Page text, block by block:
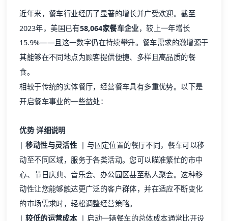
近年来，餐车行业经历了显著的增长并广受欢迎。截至
2023年，美国已有58,064家餐车企业，较上一年增长
15.9%——且这一数字仍在持续攀升。餐车需求的激增源于
其能够在不同地点为顾客提供便捷、多样且高品质的餐
食。
相较于传统的实体餐厅，经营餐车具有多重优势。以下是
开启餐车事业的一些益处：
优势 详细说明
|移动性与灵活性| 与固定位置的餐厅不同，餐车可以移
动至不同区域，服务于各类活动。您可以瞄准繁忙的市中
心、节日庆典、音乐会、办公园区甚至私人聚会。这种移
动性让您能够触达更广泛的客户群体，并在适应不断变化
的市场需求时，轻松调整经营策略。
|较低的运营成本| 启动一辆餐车的总体成本通常比开设